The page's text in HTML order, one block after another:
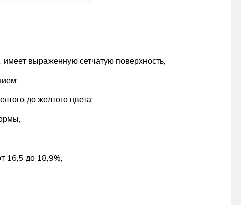
выраженную сетчатую поверхность;
до желтого цвета;
16,5 до 18,9%;